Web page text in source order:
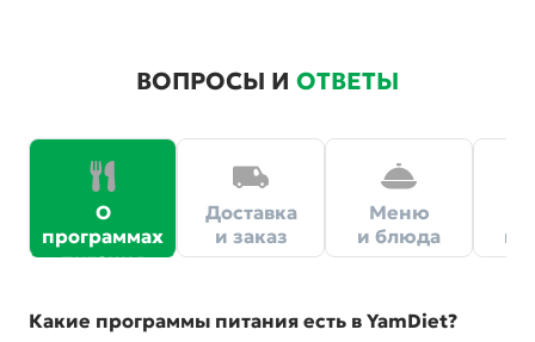
ВОПРОСЫ И ОТВЕТЫ
О
программах
питания
Доставка
и заказ
Меню
и блюда
и
Какие программы питания есть в YamDiet?